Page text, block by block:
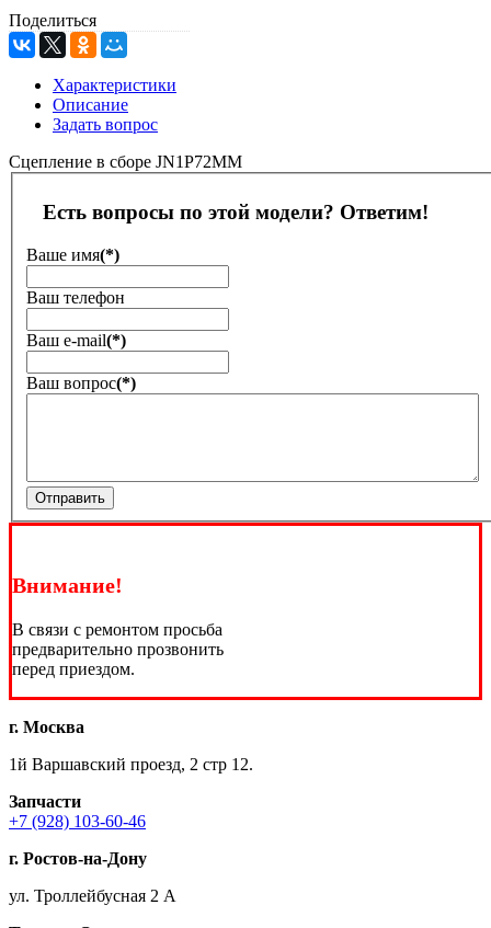
Поделиться
Характеристики
Описание
Задать вопрос
Сцепление в сборе JN1P72MM
Есть вопросы по этой модели? Ответим!
Ваше имя(*)
Ваш телефон
Ваш е-mail(*)
Ваш вопрос(*)
Отправить
Внимание!
В связи с ремонтом просьба
предварительно прозвонить
перед приездом.
г. Москва
1й Варшавский проезд, 2 стр 12.
Запчасти
+7 (928) 103-60-46
г. Ростов-на-Дону
ул. Троллейбусная 2 А